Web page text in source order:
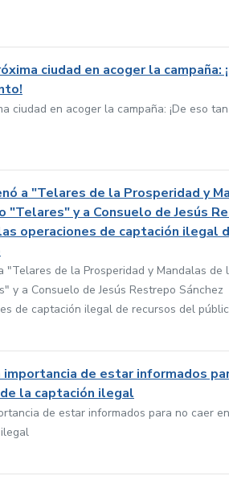
ciudad en acoger la campaña:
ciudad en acoger la campaña: ¡De eso
a "Telares de la Prosperidad y
"Telares" y a Consuelo de Jesús
operaciones de captación ilegal
"Telares de la Prosperidad y Mandalas de
y a Consuelo de Jesús Restrepo Sánchez
de captación ilegal de recursos del
de estar informados
la captación ilegal
de estar informados para no caer